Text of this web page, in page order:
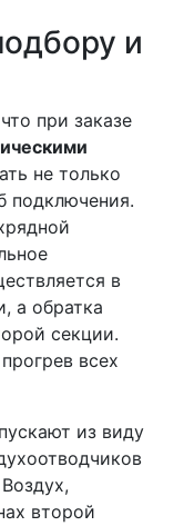
и
при заказе
не только
подключения.
в
а обратка
секции.
всех
из виду
второй